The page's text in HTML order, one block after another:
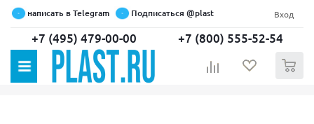
написать в Telegram Подписаться @plast Вход
+7 (495) 479-00-00 +7 (800) 555-52-54